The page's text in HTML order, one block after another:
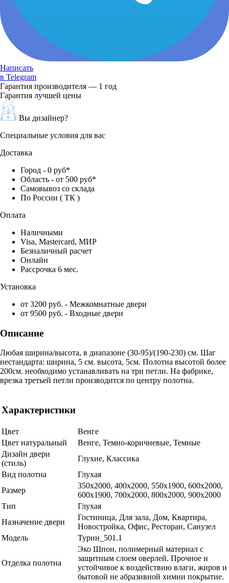
Написать
в Telegram
Гарантия производителя — 1 год
Гарантия лучшей цены
Вы дизайнер?
Специальные условия для вас
Доставка
Город - 0 руб*
Область - от 500 руб*
Самовывоз со склада
По России ( ТК )
Оплата
Наличными
Visa, Mastercard, МИР
Безналичный расчет
Онлайн
Рассрочка 6 мес.
Установка
от 3200 руб. - Межкомнатные двери
от 9500 руб. - Входные двери
Описание
Любая ширина/высота, в диапазоне (30-95)/(190-230) см. Шаг
нестандарта: ширина, 5 см. высота, 5см. Полотна высотой более
200см. необходимо устанавливать на три петли. На фабрике,
врезка третьей петли производится по центру полотна.
Характеристики
Цвет
Венге
Цвет натуральный
Венге, Темно-коричневые, Темные
Дизайн двери
(стиль)
Глухие, Классика
Вид полотна
Глухая
Размер
350х2000, 400х2000, 550х1900, 600x2000,
600х1900, 700x2000, 800x2000, 900x2000
Тип
Глухая
Назначение двери
Гостиница, Для зала, Дом, Квартира,
Новостройка, Офис, Ресторан, Санузел
Модель
Турин_501.1
Отделка полотна
Эко Шпон, полимерный материал с
защитным слоем оверлей. Прочное и
устойчивое к воздействию влаги, жиров и
бытовой не абразивной химии покрытие.